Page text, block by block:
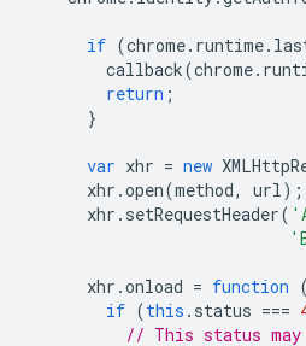
if (chrome. runtime.
callback(chrome.
return ;
}
var xhr = new
xhr .open(method, url);
xhr . setRequestHeader(
xhr .onload = function
if (this . status ===
// This status